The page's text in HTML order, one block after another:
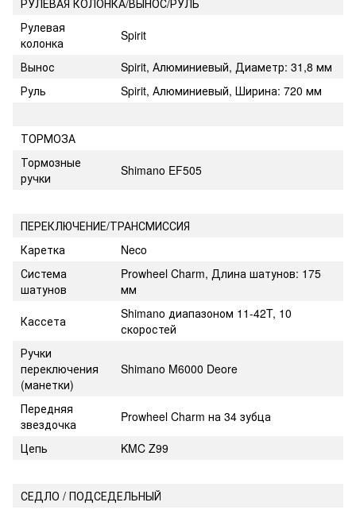
Рулевая
колонка
Spirit
Вынос
Spirit, Алюминиевый, Диаметр: 31,8 мм
Руль
Spirit, Алюминиевый, Ширина: 720 мм
ТОРМОЗА
Тормозные
ручки
Shimano EF505
ПЕРЕКЛЮЧЕНИЕ/ТРАНСМИССИЯ
Каретка
Neco
Система
шатунов
Prowheel Charm, Длина шатунов: 175
мм
Кассета
Shimano диапазоном 11-42T, 10
скоростей
Ручки
переключения
(манетки)
Shimano M6000 Deore
Передняя
звездочка
Prowheel Charm на 34 зубца
Цепь
KMC Z99
СЕДЛО / ПОДСЕДЕЛЬНЫЙ